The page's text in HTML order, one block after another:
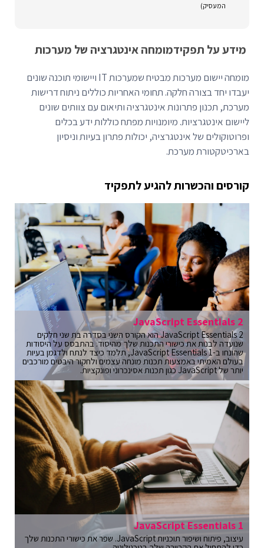
המעסיק)
מידע על תפקידמומחה אינטגרציה של מערכות
מומחה יישום מערכות מבטיח שמערכות IT ויישומי תוכנה שונים
יעבדו יחד בצורה חלקה. תחומי האחריות כוללים ניתוח דרישות
מערכת, תכנון פתרונות אינטגרציה ותיאום עם צוותים שונים
ליישום אינטגרציות. מיומנויות מפתח כוללות ידע בכלים
ופרוטוקולים של אינטגרציה, יכולות פתרון בעיות וניסיון
בארכיטקטורת מערכת.
קורסים והכשרות להגיע לתפקיד
JavaScript Essentials 2
JavaScript Essentials 2 הוא הקורס השני בסדרה בת שני חלקים
שנועדה לבנות את כישורי התכנות שלך מהיסוד. בהתבסס על היסודות
שהונחו ב-JavaScript Essentials 1, תלמד כיצד לנתח ולדגמן בעיות
בעולם האמיתי באמצעות תכנות מונחה עצמים ולחקור היבטים מורכבים
יותר של JavaScript כגון תכנות אסינכרוני ופונקציות.
JavaScript Essentials 1
עיצוב, פיתוח ושיפור תוכניות JavaScript. שפר את כישורי התכנות שלך